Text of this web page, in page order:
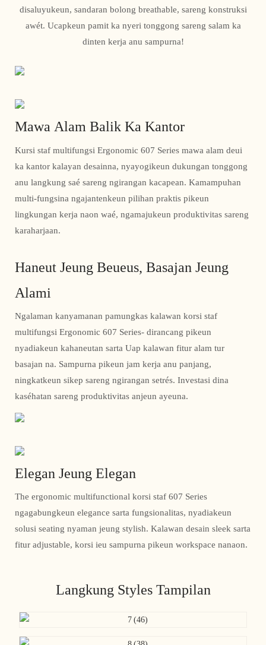
disaluyukeun, sandaran bolong breathable, sareng konstruksi
awét. Ucapkeun pamit ka nyeri tonggong sareng salam ka
dinten kerja anu sampurna!
Mawa Alam Balik Ka Kantor
Kursi staf multifungsi Ergonomic 607 Series mawa alam deui
ka kantor kalayan desainna, nyayogikeun dukungan tonggong
anu langkung saé sareng ngirangan kacapean. Kamampuhan
multi-fungsina ngajantenkeun pilihan praktis pikeun
lingkungan kerja naon waé, ngamajukeun produktivitas sareng
karaharjaan.
Haneut Jeung Beueus, Basajan Jeung
Alami
Ngalaman kanyamanan pamungkas kalawan korsi staf
multifungsi Ergonomic 607 Series- dirancang pikeun
nyadiakeun kahaneutan sarta Uap kalawan fitur alam tur
basajan na. Sampurna pikeun jam kerja anu panjang,
ningkatkeun sikep sareng ngirangan setrés. Investasi dina
kaséhatan sareng produktivitas anjeun ayeuna.
Elegan Jeung Elegan
The ergonomic multifunctional korsi staf 607 Series
ngagabungkeun elegance sarta fungsionalitas, nyadiakeun
solusi seating nyaman jeung stylish. Kalawan desain sleek sarta
fitur adjustable, korsi ieu sampurna pikeun workspace nanaon.
Langkung Styles Tampilan